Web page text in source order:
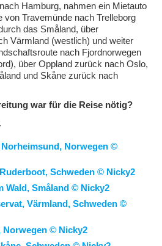
Hamburg, nahmen ein Mietauto
von Travemünde nach Trelleborg
das Småland, über
Värmland (westlich) und weiter
nach Fjordnorwegen
über Oppland zurück nach Oslo,
und Skåne zurück nach
war für die Reise nötig?